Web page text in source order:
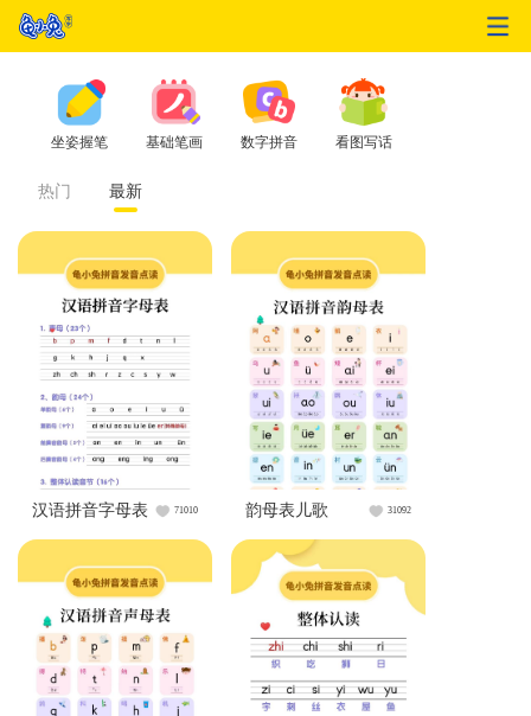
坐姿握笔 基础笔画 数字拼音 看图写话
热门 最新
汉语拼音字母表 71010 韵母表儿歌 31092